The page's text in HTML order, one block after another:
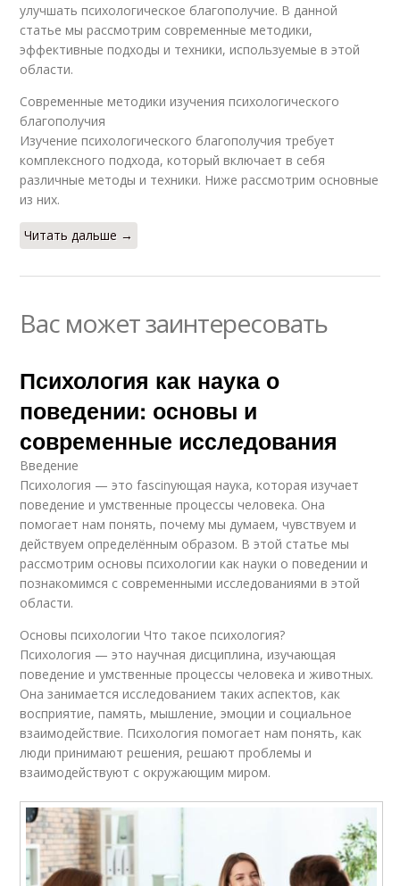
улучшать психологическое благополучие. В данной
статье мы рассмотрим современные методики,
эффективные подходы и техники, используемые в этой
области.
Современные методики изучения психологического
благополучия
Изучение психологического благополучия требует
комплексного подхода, который включает в себя
различные методы и техники. Ниже рассмотрим основные
из них.
Читать дальше →
Вас может заинтересовать
Психология как наука о
поведении: основы и
современные исследования
Введение
Психология — это fascinующая наука, которая изучает
поведение и умственные процессы человека. Она
помогает нам понять, почему мы думаем, чувствуем и
действуем определённым образом. В этой статье мы
рассмотрим основы психологии как науки о поведении и
познакомимся с современными исследованиями в этой
области.
Основы психологии Что такое психология?
Психология — это научная дисциплина, изучающая
поведение и умственные процессы человека и животных.
Она занимается исследованием таких аспектов, как
восприятие, память, мышление, эмоции и социальное
взаимодействие. Психология помогает нам понять, как
люди принимают решения, решают проблемы и
взаимодействуют с окружающим миром.